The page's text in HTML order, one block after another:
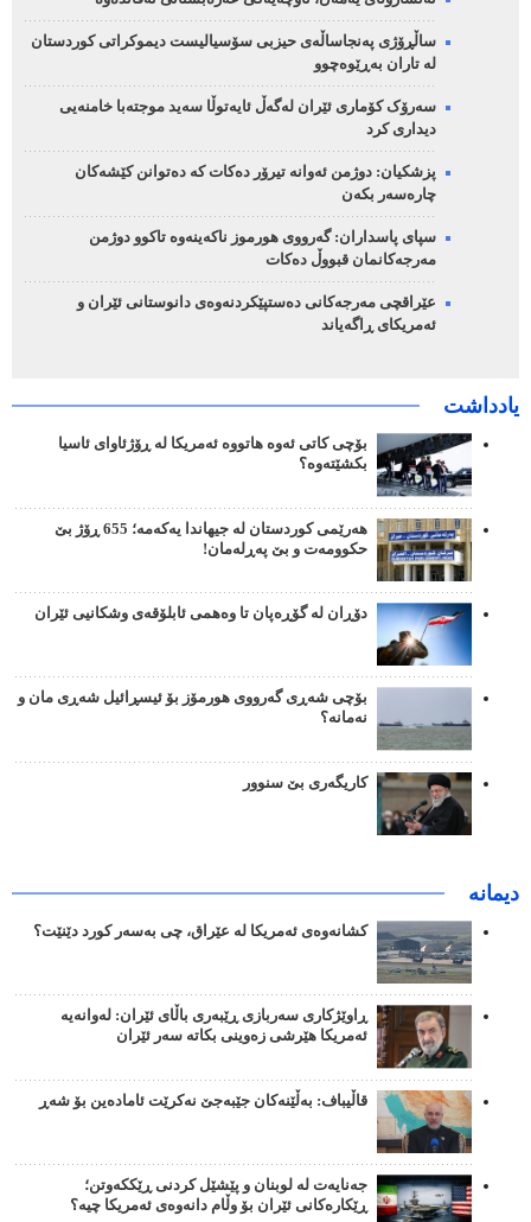
ساڵڕۆژی پەنجاساڵەی حیزبی سۆسیالیست دیموکراتی کوردستان
لە تاران بەڕێوەچوو
سەرۆک کۆماری ئێران لەگەڵ ئایەتوڵا سەید موجتەبا خامنەیی
دیداری کرد
پزشکیان: دوژمن ئەوانە تیرۆر دەکات کە دەتوانن کێشەکان
چارەسەر بکەن
سپای پاسداران: گەرووی هورموز ناکەینەوە تاکوو دوژمن
مەرجەکانمان قبووڵ دەکات
عێراقچی مەرجەکانی دەستپێکردنەوەی دانوستانی ئێران و
ئەمریکای ڕاگەیاند
یادداشت
بۆچی کاتی ئەوە هاتووە ئەمریکا لە ڕۆژئاوای ئاسیا
بکشێتەوە؟
هەرێمی کوردستان لە جیهاندا یەکەمە؛ 655 ڕۆژ بێ
حکوومەت و بێ پەڕلەمان!
دۆڕان لە گۆڕەپان تا وەهمی ئابلۆقەی وشکانیی ئێران
بۆچی شەڕی گەرووی هورمۆز بۆ ئیسڕائیل شەڕی مان و
نەمانە؟
کاریگەری بێ سنوور
دیمانە
کشانەوەی ئەمریکا لە عێراق، چی بەسەر کورد دێنێت؟
ڕاوێژکاری سەربازی ڕێبەری باڵای ئێران: لەوانەیە
ئەمریکا هێرشی زەوینی بکاتە سەر ئێران
قاڵیباف: بەڵێنەکان جێبەجێ نەکرێت ئامادەین بۆ شەڕ
جەنایەت لە لوبنان و پێشێل کردنی ڕێککەوتن؛
ڕێکارەکانی ئێران بۆ وڵام دانەوەی ئەمریکا چیە؟